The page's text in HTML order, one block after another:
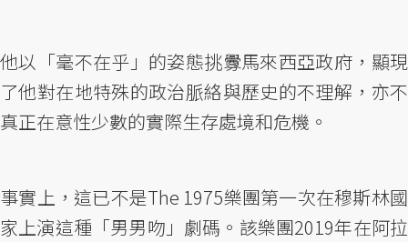
他以「毫不在乎」的姿態挑釁馬來西亞政府，顯現
了他對在地特殊的政治脈絡與歷史的不理解，亦不
真正在意性少數的實際生存處境和危機。
事實上，這已不是The 1975樂團第一次在穆斯林國
家上演這種「男男吻」劇碼。該樂團2019年在阿拉